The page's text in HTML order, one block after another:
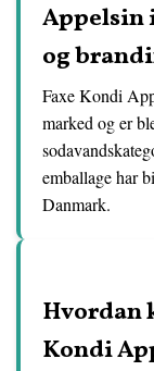
Appelsin
og
Faxe Kondi
marked og er
emballage har
Danmark.
Hvordan
Kondi